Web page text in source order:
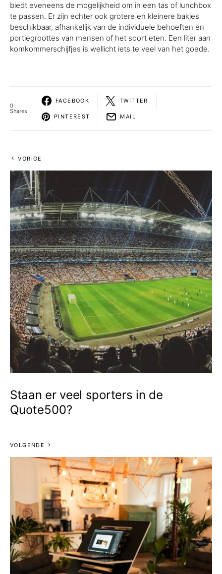
biedt eveneens de mogelijkheid om in een tas of lunchbox
te passen. Er zijn echter ook grotere en kleinere bakjes
beschikbaar, afhankelijk van de individuele behoeften en
portiegroottes van mensen of het soort eten. Een liter aan
komkommerschijfjes is wellicht iets te veel van het goede.
0
Shares
FACEBOOK TWITTER
PINTEREST MAIL
VORIGE
Staan er veel sporters in de
Quote500?
VOLGENDE